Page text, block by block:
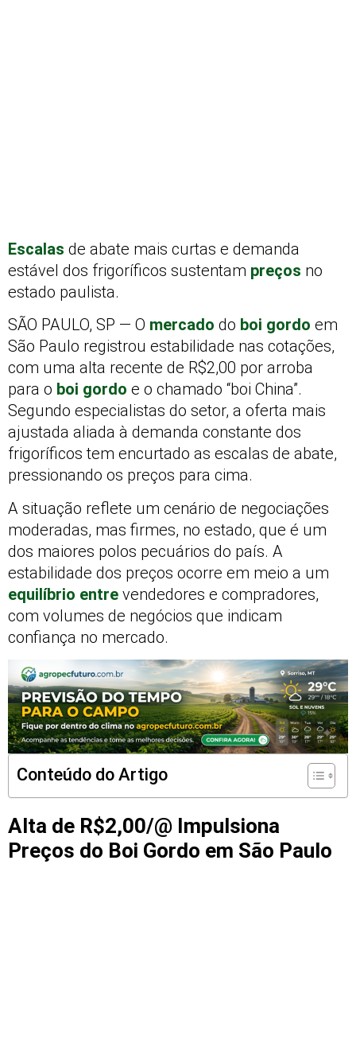
Escalas de abate mais curtas e demanda
estável dos frigoríficos sustentam preços no
estado paulista.
SÃO PAULO, SP — O mercado do boi gordo em
São Paulo registrou estabilidade nas cotações,
com uma alta recente de R$2,00 por arroba
para o boi gordo e o chamado “boi China”.
Segundo especialistas do setor, a oferta mais
ajustada aliada à demanda constante dos
frigoríficos tem encurtado as escalas de abate,
pressionando os preços para cima.
A situação reflete um cenário de negociações
moderadas, mas firmes, no estado, que é um
dos maiores polos pecuários do país. A
estabilidade dos preços ocorre em meio a um
equilíbrio entre vendedores e compradores,
com volumes de negócios que indicam
confiança no mercado.
Conteúdo do Artigo
Alta de R$2,00/@ Impulsiona
Preços do Boi Gordo em São Paulo